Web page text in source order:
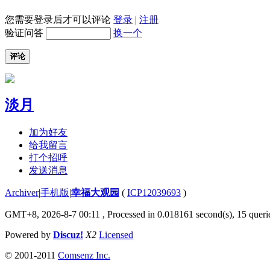
您需要登录后才可以评论 登录 | 注册
验证问答
换一个
评论
淡月
加为好友
给我留言
打个招呼
发送消息
Archiver|手机版|幸福大观园 ( ICP12039693 )
GMT+8, 2026-8-7 00:11 , Processed in 0.018161 second(s), 15
Powered by Discuz! X2 Licensed
© 2001-2011 Comsenz Inc.